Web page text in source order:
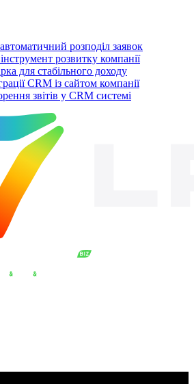
розподіл заявок
розвитку компанії
для стабільного доходу
CRM із сайтом компанії
звітів у CRM системі